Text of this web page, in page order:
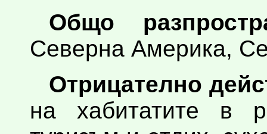
Общо
Северна Америка,
Отрицателно
на хабитатите в